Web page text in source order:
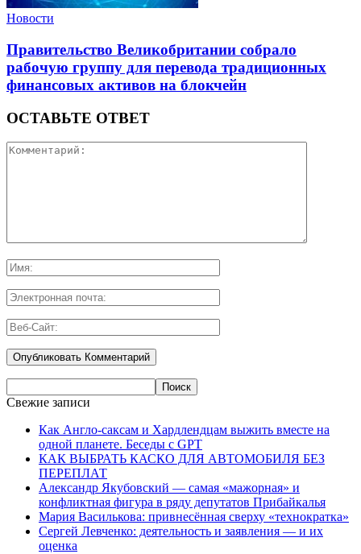
Новости
Правительство Великобритании собрало
рабочую группу для перевода традиционных
финансовых активов на блокчейн
ОСТАВЬТЕ ОТВЕТ
Свежие записи
Как Англо-саксам и Хардлендцам выжить вместе на
одной планете. Беседы с GPT
КАК ВЫБРАТЬ КАСКО ДЛЯ АВТОМОБИЛЯ БЕЗ
ПЕРЕПЛАТ
Александр Якубовский — самая «мажорная» и
конфликтная фигура в ряду депутатов Прибайкалья
Мария Василькова: привнесённая сверху «технократка»
Сергей Левченко: деятельность и заявления — и их
оценка